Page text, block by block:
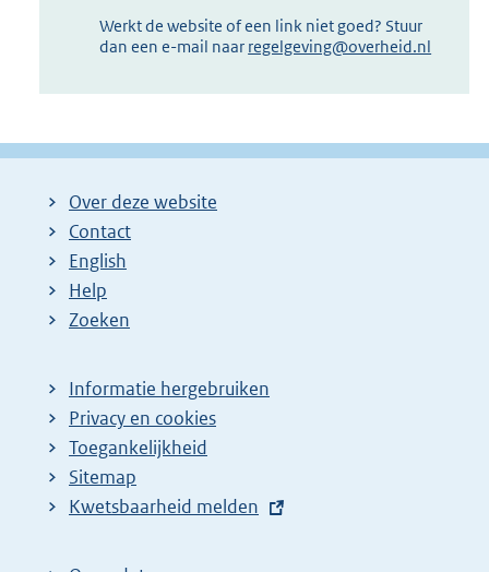
Werkt de website of een link niet goed? Stuur
dan een e-mail naar regelgeving@overheid.nl
Over deze website
Contact
English
Help
Zoeken
Informatie hergebruiken
Privacy en cookies
Toegankelijkheid
Sitemap
E
t
Kwetsbaarheid melden